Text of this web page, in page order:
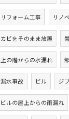
リフォーム工事 リノ
カビをそのまま放置
上の階からの水漏れ
漏水事故 ビル ジ
ビルの屋上からの雨漏れ